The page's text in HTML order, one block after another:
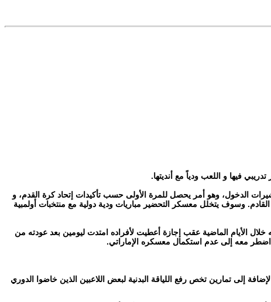
فيها و اللعب ودياً مع أنديتها.
الدخول، وهو أمر يحصل للمرة الأولى حسب تأكيدات إتحاد كرة القدم، و
وسوف يتخلل معسكر التحضير مباريات ودية دولية مع منتخبات أولمبية
خلال الأيام الماضية عقب إجازة أعطيت لأفراده امتدت ليومين بعد عودته من
اضطر معه إلى عدم استكمال معسكره الإماراتي.‏
إلى تمارين تخص رفع اللياقة البدنية لبعض اللاعبين الذين خاضوا الدوري